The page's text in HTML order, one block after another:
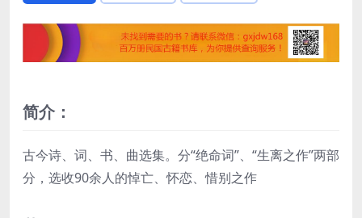
简介：
古今诗、词、书、曲选集。分“绝命词”、“生离之作”两部
分，选收90余人的悼亡、怀恋、惜别之作